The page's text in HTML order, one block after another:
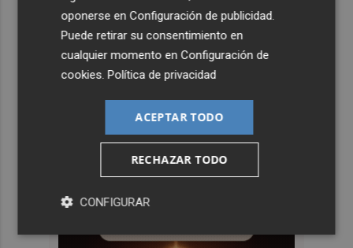
oponerse enConfiguración de publicidad.
Puede retirar su consentimiento en
cualquier momento enConfiguración de
cookies.Política de privacidad
ACEPTAR TODO
RECHAZAR TODO
CONFIGURAR